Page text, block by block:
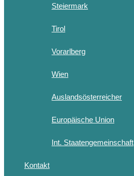
Steiermark
Tirol
Vorarlberg
Wien
Auslandsösterreicher
Europäische Union
Int. Staatengemeinschaft
Kontakt